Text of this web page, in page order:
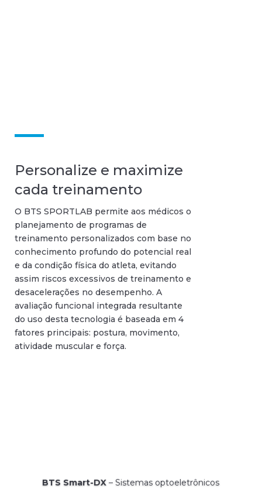
Personalize e maximize
cada treinamento
O BTS SPORTLAB permite aos médicos o
planejamento de programas de
treinamento personalizados com base no
conhecimento profundo do potencial real
e da condição física do atleta, evitando
assim riscos excessivos de treinamento e
desacelerações no desempenho. A
avaliação funcional integrada resultante
do uso desta tecnologia é baseada em 4
fatores principais: postura, movimento,
atividade muscular e força.
BTS Smart-DX – Sistemas optoeletrônicos